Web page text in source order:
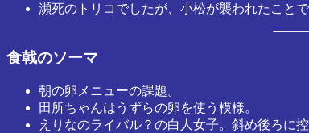
瀕死のトリコでしたが、小松が襲われたこと
食戟のソーマ
朝の卵メニューの課題。
田所ちゃんはうずらの卵を使う模様。
えりなのライバル？の白人女子。斜め後ろに